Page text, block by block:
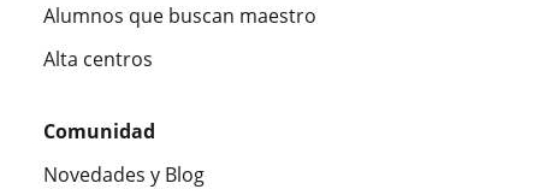
Alumnos que buscan maestro
Alta centros
Comunidad
Novedades y Blog